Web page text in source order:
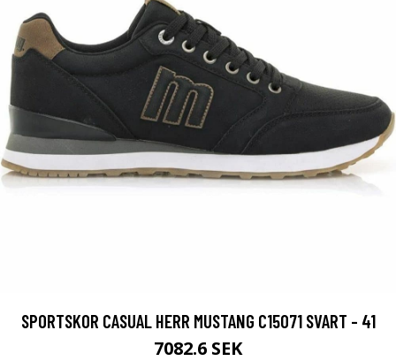
SPORTSKOR CASUAL HERR MUSTANG C15071 SVART - 41
7082.6 SEK